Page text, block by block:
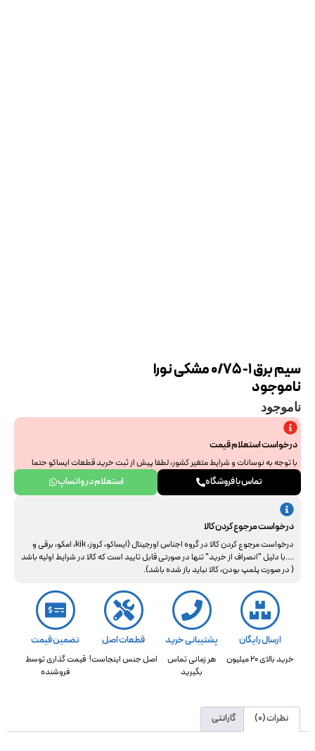
سیم برق 1- 0/75 مشکی نورا
ناموجود
ناموجود
درخواست استعلام قیمت
با توجه به نوسانات و شرایط متغیر کشور، لطفا پیش از ثبت خرید قطعات ایساکو حتما
جهت استعلام نهایی با ما هماهنگ فرمایید. از همراهی و درک شما سپاسگزاریم.
تماس با فروشگاه استعلام در واتساپ
درخواست مرجوع کردن کالا
درخواست مرجوع کردن کالا در گروه اجناس اورجینال (ایساکو، کروز، kik، امکو، برقی و
....با دلیل "انصراف از خرید" تنها در صورتی قابل تایید است که کالا در شرایط اولیه باشد
( در صورت پلمپ بودن، کالا نباید باز شده باشد).
ارسال رایگان
خرید بالای 20 میلیون
پشتیبانی خرید
هر زمانی تماس
بگیرید
قطعات اصل
اصل جنس اینجاست!
تضمین قیمت
قیمت گذاری توسط
فروشنده
نظرات (0) گارانتی